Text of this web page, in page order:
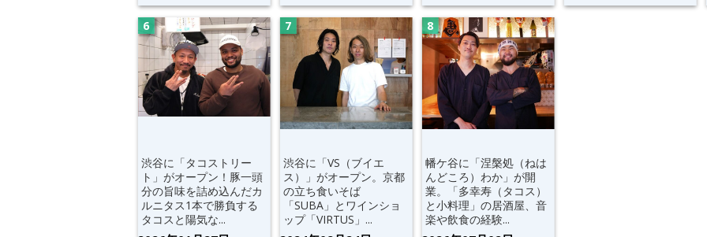
渋谷に「タコストリー
ト」がオープン！豚一頭
分の旨味を詰め込んだカ
ルニタス1本で勝負する
タコスと陽気な...
渋谷に「VS（ブイエ
ス）」がオープン。京都
の立ち食いそば
「SUBA」とワインショ
ップ「VIRTUS」...
幡ケ谷に「涅槃処（ねは
んどころ）わか」が開
業。「多幸寿（タコス）
と小料理」の居酒屋、音
楽や飲食の経験...